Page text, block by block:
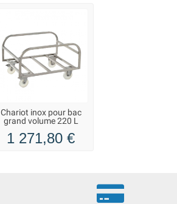
Chariot inox pour bac
grand volume 220 L
1 271,80 €